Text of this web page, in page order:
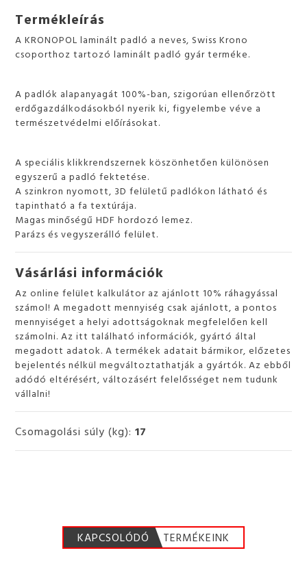
Termékleírás
A KRONOPOL laminált padló a neves, Swiss Krono
csoporthoz tartozó laminált padló gyár terméke.
A padlók alapanyagát 100%-ban, szigorúan ellenőrzött
erdőgazdálkodásokból nyerik ki, figyelembe véve a
természetvédelmi előírásokat.
A speciális klikkrendszernek köszönhetően különösen
egyszerű a padló fektetése.
A szinkron nyomott, 3D felületű padlókon látható és
tapintható a fa textúrája.
Magas minőségű HDF hordozó lemez.
Parázs és vegyszerálló felület.
Vásárlási információk
Az online felület kalkulátor az ajánlott 10% ráhagyással
számol! A megadott mennyiség csak ajánlott, a pontos
mennyiséget a helyi adottságoknak megfelelően kell
számolni. Az itt található információk, gyártó által
megadott adatok. A termékek adatait bármikor, előzetes
bejelentés nélkül megváltoztathatják a gyártók. Az ebből
adódó eltérésért, változásért felelősséget nem tudunk
vállalni!
Csomagolási súly (kg):17
KAPCSOLÓDÓ TERMÉKEINK